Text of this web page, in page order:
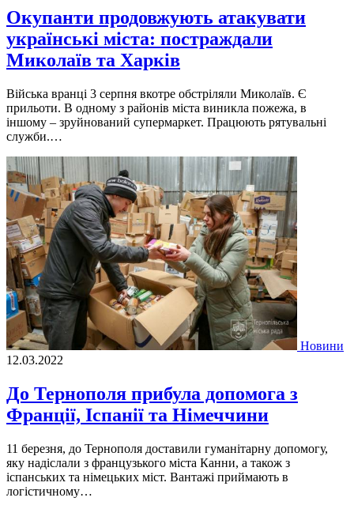
Окупанти продовжують атакувати
українські міста: постраждали
Миколаїв та Харків
Вiйська вранцi 3 серпня вкотре обстрiляли Миколаїв. Є
прильоти. В одному з районiв мiста виникла пожежа, в
iншому – зруйнований супермаркет. Працюють рятувальнi
служби.…
Новини
12.03.2022
До Тернополя прибула допомога з
Франції, Іспанії та Німеччини
11 березня, до Тернополя доставили гуманітарну допомогу,
яку надіслали з французького міста Канни, а також з
іспанських та німецьких міст. Вантажі приймають в
логістичному…